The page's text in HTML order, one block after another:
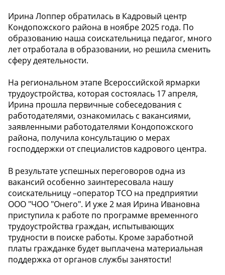
Ирина Лоппер обратилась в Кадровый центр
Кондопожского района в ноябре 2025 года. По
образованию наша соискательница педагог, много
лет отработала в образовании, но решила сменить
сферу деятельности.
На региональном этапе Всероссийской ярмарки
трудоустройства, которая состоялась 17 апреля,
Ирина прошла первичные собеседования с
работодателями, ознакомилась с вакансиями,
заявленными работодателями Кондопожского
района, получила консультацию о мерах
господдержки от специалистов кадрового центра.
В результате успешных переговоров одна из
вакансий особенно заинтересовала нашу
соискательницу –оператор ТСО на предприятии
ООО "ЧОО "Онего". И уже 2 мая Ирина Ивановна
приступила к работе по программе временного
трудоустройства граждан, испытывающих
трудности в поиске работы. Кроме заработной
платы гражданке будет выплачена материальная
поддержка от органов службы занятости!